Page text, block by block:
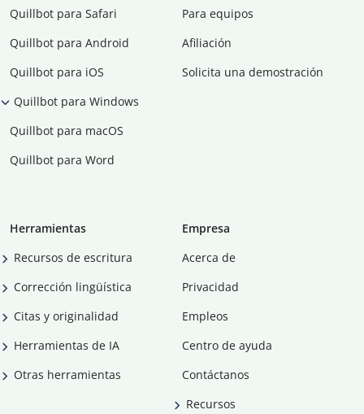
Quillbot para Safari
Quillbot para Android
Quillbot para iOS
Quillbot para Windows
Quillbot para macOS
Quillbot para Word
Para equipos
Afiliación
Solicita una demostración
Herramientas
Recursos de escritura
Corrección lingüística
Citas y originalidad
Herramientas de IA
Otras herramientas
Empresa
Acerca de
Privacidad
Empleos
Centro de ayuda
Contáctanos
Recursos